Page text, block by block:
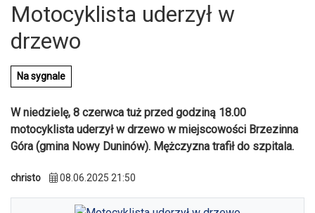
Motocyklista uderzył w
drzewo
Na sygnale
W niedzielę, 8 czerwca tuż przed godziną 18.00
motocyklista uderzył w drzewo w miejscowości Brzezinna
Góra (gmina Nowy Duninów). Mężczyzna trafił do szpitala.
christo 08.06.2025 21:50